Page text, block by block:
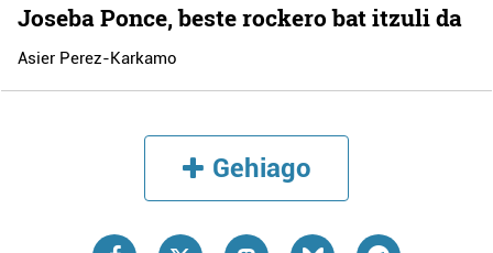
Joseba Ponce, beste rockero bat itzuli da
Asier Perez-Karkamo
Gehiago